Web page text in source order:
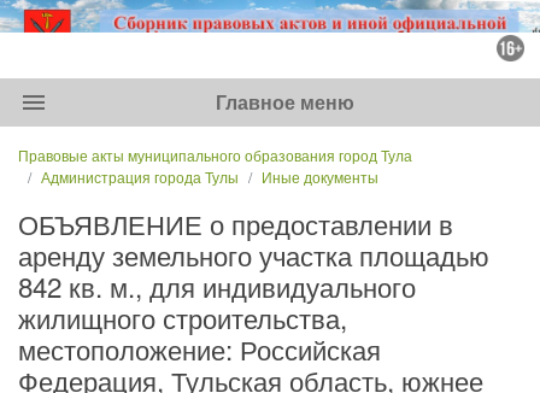
menu Главное меню
Правовые акты муниципального образования город Тула
Администрация города Тулы
Иные документы
ОБЪЯВЛЕНИЕ о предоставлении в
аренду земельного участка площадью
842 кв. м., для индивидуального
жилищного строительства,
местоположение: Российская
Федерация, Тульская область, южнее